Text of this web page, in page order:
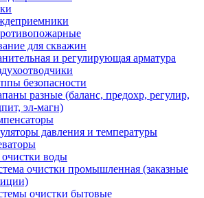
для скважин
и регулирующая арматура
безопасности
разные (баланс, предохр, регулир,
эл-магн)
давления и температуры
воды
очистки промышленная (заказные
очистки бытовые